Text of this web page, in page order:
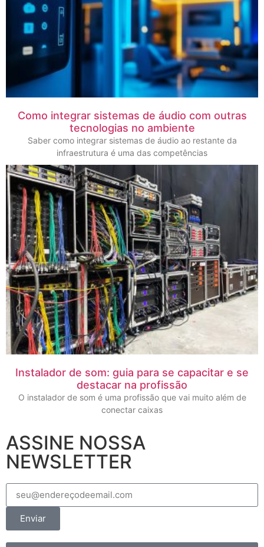
Como integrar sistemas de áudio com outras
tecnologias no ambiente
Saber como integrar sistemas de áudio ao restante da
infraestrutura é uma das competências
Instalador de som: guia para se capacitar e se
destacar na profissão
O instalador de som é uma profissão que vai muito além de
conectar caixas
ASSINE NOSSA
NEWSLETTER
Enviar